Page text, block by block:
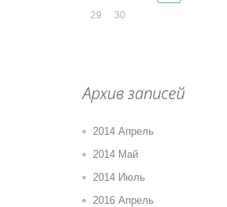
29 30
Архив записей
2014 Апрель
2014 Май
2014 Июль
2016 Апрель